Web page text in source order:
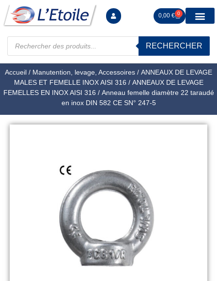
0,00 € 0
RECHERCHER
Accueil / Manutention, levage, Accessoires / ANNEAUX DE LEVAGE
MALES ET FEMELLE INOX AISI 316 / ANNEAUX DE LEVAGE
FEMELLES EN INOX AISI 316 / Anneau femelle diamètre 22 taraudé
en inox DIN 582 CE SN° 247-5